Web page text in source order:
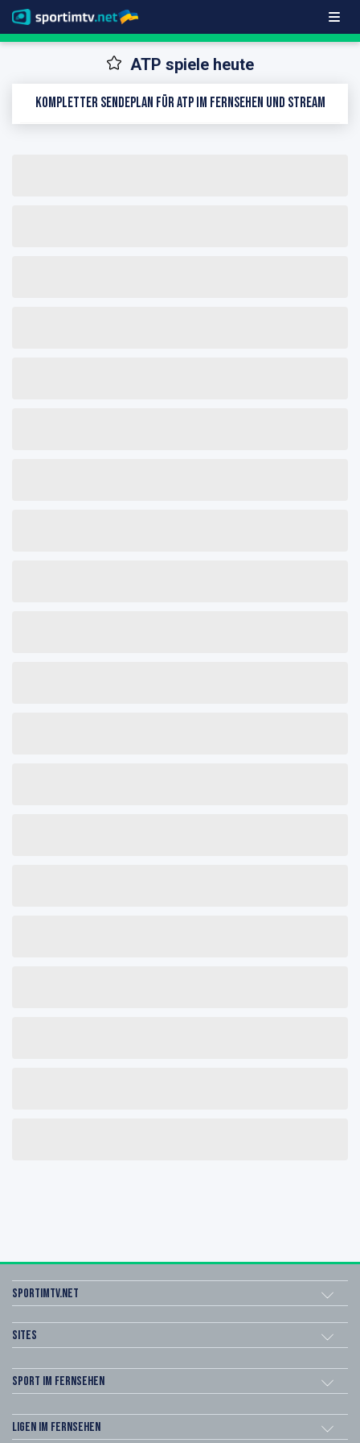
ATP spiele heute
Kompletter Sendeplan für ATP im Fernsehen und Stream
sportimtv.net
Sites
Sport im Fernsehen
Ligen im Fernsehen